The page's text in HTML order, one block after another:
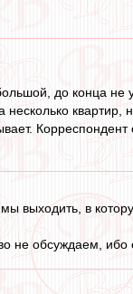
до конца не
несколько
в
не обсуждаем, ибо